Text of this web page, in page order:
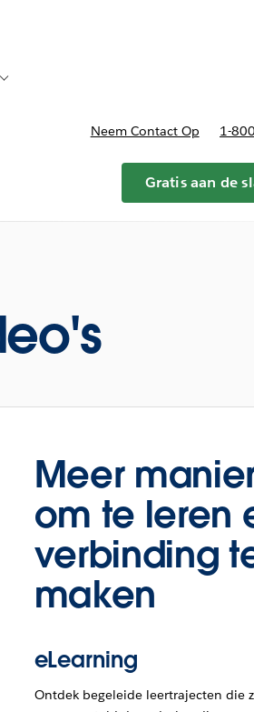
Toggle sub-navigation for Plannen en prijzen
Neem Contact Op 1-
Gratis aan de
Meer
om te leren
verbinding
maken
eLearning
Ontdek begeleide leertrajecten die